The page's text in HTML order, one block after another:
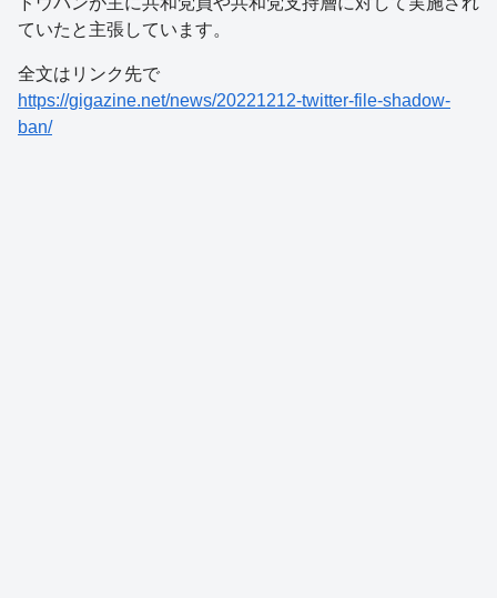
ていたと主張しています。
全文はリンク先で
https://gigazine.net/news/20221212-twitter-file-shadow-
ban/